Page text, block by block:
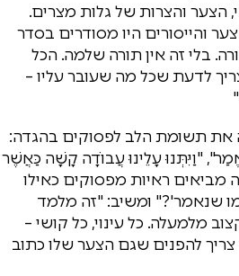
הצער והצרות של גלות מצרים.
והייסורים היו מסודרים בסדר
בלי זה אין תורה שלמה. הכל
לדעת שכל מה שעובר עליו –
את תשומת הלב לפסוקים בהגדה:
"וַיִּתְּנוּ עָלֵינוּ עֲבוֹדָה קָשָׁה כַּאֲשֶׁר
מביאים ראיות מפסוקים כאילו
שנאמר'?" ומשיב: "זה מלמד
מלמעלה. כל עינוי, כל קושי –
צריך להפנים שגם הצער שלו כתוב